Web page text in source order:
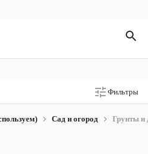
Фильтры
Сад и огород Грунты и